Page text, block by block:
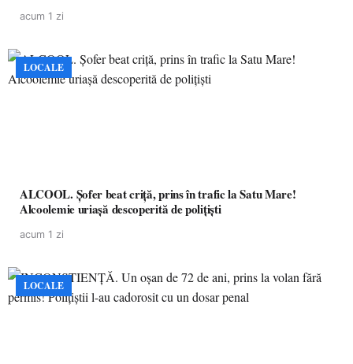
acum 1 zi
LOCALE
ALCOOL. Șofer beat criță, prins în trafic la Satu Mare!
Alcoolemie uriașă descoperită de polițiști
acum 1 zi
LOCALE